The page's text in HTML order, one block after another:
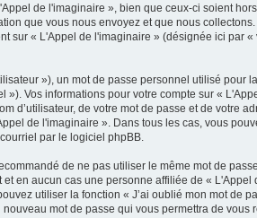
de l'imaginaire », bien que ceux-ci soient
que vous nous envoyez et que nous
sur « L'Appel de l'imaginaire » (désignée ici par
»), un mot de passe personnel utilisé pour
Vos informations pour votre compte sur «
d’utilisateur, de votre mot de passe et de votre
de l'imaginaire ». Dans tous les cas, vous
par le logiciel phpBB.
de ne pas utiliser le même mot de
en aucun cas une personne affiliée de «
utiliser la fonction « J’ai oublié mon mot de
mot de passe qui vous permettra de vous